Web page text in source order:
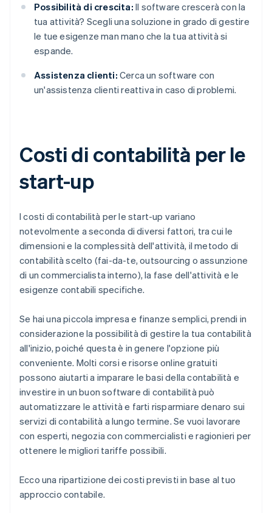
Possibilità di crescita: Il software crescerà con la
tua attività? Scegli una soluzione in grado di gestire
le tue esigenze man mano che la tua attività si
espande.
Assistenza clienti: Cerca un software con
un'assistenza clienti reattiva in caso di problemi.
Costi di contabilità per le
start-up
I costi di contabilità per le start-up variano
notevolmente a seconda di diversi fattori, tra cui le
dimensioni e la complessità dell'attività, il metodo di
contabilità scelto (fai-da-te, outsourcing o assunzione
di un commercialista interno), la fase dell'attività e le
esigenze contabili specifiche.
Se hai una piccola impresa e finanze semplici, prendi in
considerazione la possibilità di gestire la tua contabilità
all'inizio, poiché questa è in genere l'opzione più
conveniente. Molti corsi e risorse online gratuiti
possono aiutarti a imparare le basi della contabilità e
investire in un buon software di contabilità può
automatizzare le attività e farti risparmiare denaro sui
servizi di contabilità a lungo termine. Se vuoi lavorare
con esperti, negozia con commercialisti e ragionieri per
ottenere le migliori tariffe possibili.
Ecco una ripartizione dei costi previsti in base al tuo
approccio contabile.